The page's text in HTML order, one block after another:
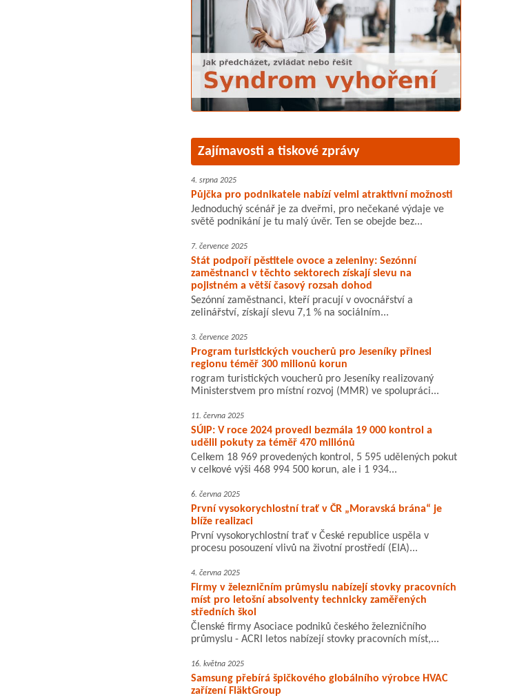
Zajímavosti a tiskové zprávy
4. srpna 2025
Půjčka pro podnikatele nabízí velmi atraktivní možnosti
Jednoduchý scénář je za dveřmi, pro nečekané výdaje ve
světě podnikání je tu malý úvěr. Ten se obejde bez...
7. července 2025
Stát podpoří pěstitele ovoce a zeleniny: Sezónní
zaměstnanci v těchto sektorech získají slevu na
pojistném a větší časový rozsah dohod
Sezónní zaměstnanci, kteří pracují v ovocnářství a
zelinářství, získají slevu 7,1 % na sociálním...
3. července 2025
Program turistických voucherů pro Jeseníky přinesl
regionu téměř 300 milionů korun
rogram turistických voucherů pro Jeseníky realizovaný
Ministerstvem pro místní rozvoj (MMR) ve spolupráci...
11. června 2025
SÚIP: V roce 2024 provedl bezmála 19 000 kontrol a
udělil pokuty za téměř 470 miliónů
Celkem 18 969 provedených kontrol, 5 595 udělených pokut
v celkové výši 468 994 500 korun, ale i 1 934...
6. června 2025
První vysokorychlostní trať v ČR „Moravská brána“ je
blíže realizaci
První vysokorychlostní trať v České republice uspěla v
procesu posouzení vlivů na životní prostředí (EIA)...
4. června 2025
Firmy v železničním průmyslu nabízejí stovky pracovních
míst pro letošní absolventy technicky zaměřených
středních škol
Členské firmy Asociace podniků českého železničního
průmyslu - ACRI letos nabízejí stovky pracovních míst,...
16. května 2025
Samsung přebírá špičkového globálního výrobce HVAC
zařízení FläktGroup